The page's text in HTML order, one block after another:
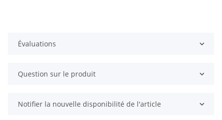
Évaluations
Question sur le produit
Notifier la nouvelle disponibilité de l'article